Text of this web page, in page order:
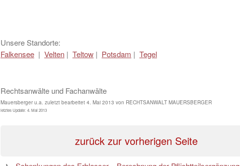
Unsere Standorte:
Falkensee | Velten | Teltow | Potsdam | Tegel
Rechtsanwälte und Fachanwälte
Mauersberger u.a. zuletzt bearbeitet 4. Mai 2013 von RECHTSANWALT MAUERSBERGER
letztes Update: 4. Mai 2013
zurück zur vorherigen Seite